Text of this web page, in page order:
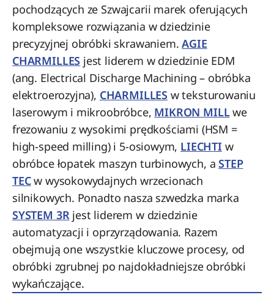
pochodzących ze Szwajcarii marek oferujących
kompleksowe rozwiązania w dziedzinie
precyzyjnej obróbki skrawaniem.AGIE
CHARMILLES jest liderem w dziedzinie EDM
(ang. Electrical Discharge Machining – obróbka
elektroerozyjna), CHARMILLES w teksturowaniu
laserowym i mikroobróbce, MIKRON MILLwe
frezowaniu z wysokimi prędkościami (HSM =
high-speed milling) i 5-osiowym, LIECHTI w
obróbce łopatek maszyn turbinowych, aSTEP
TECw wysokowydajnych wrzecionach
silnikowych. Ponadto nasza szwedzka marka
SYSTEM 3Rjest liderem w dziedzinie
automatyzacji i oprzyrządowania. Razem
obejmują one wszystkie kluczowe procesy, od
obróbki zgrubnej po najdokładniejsze obróbki
wykańczające.